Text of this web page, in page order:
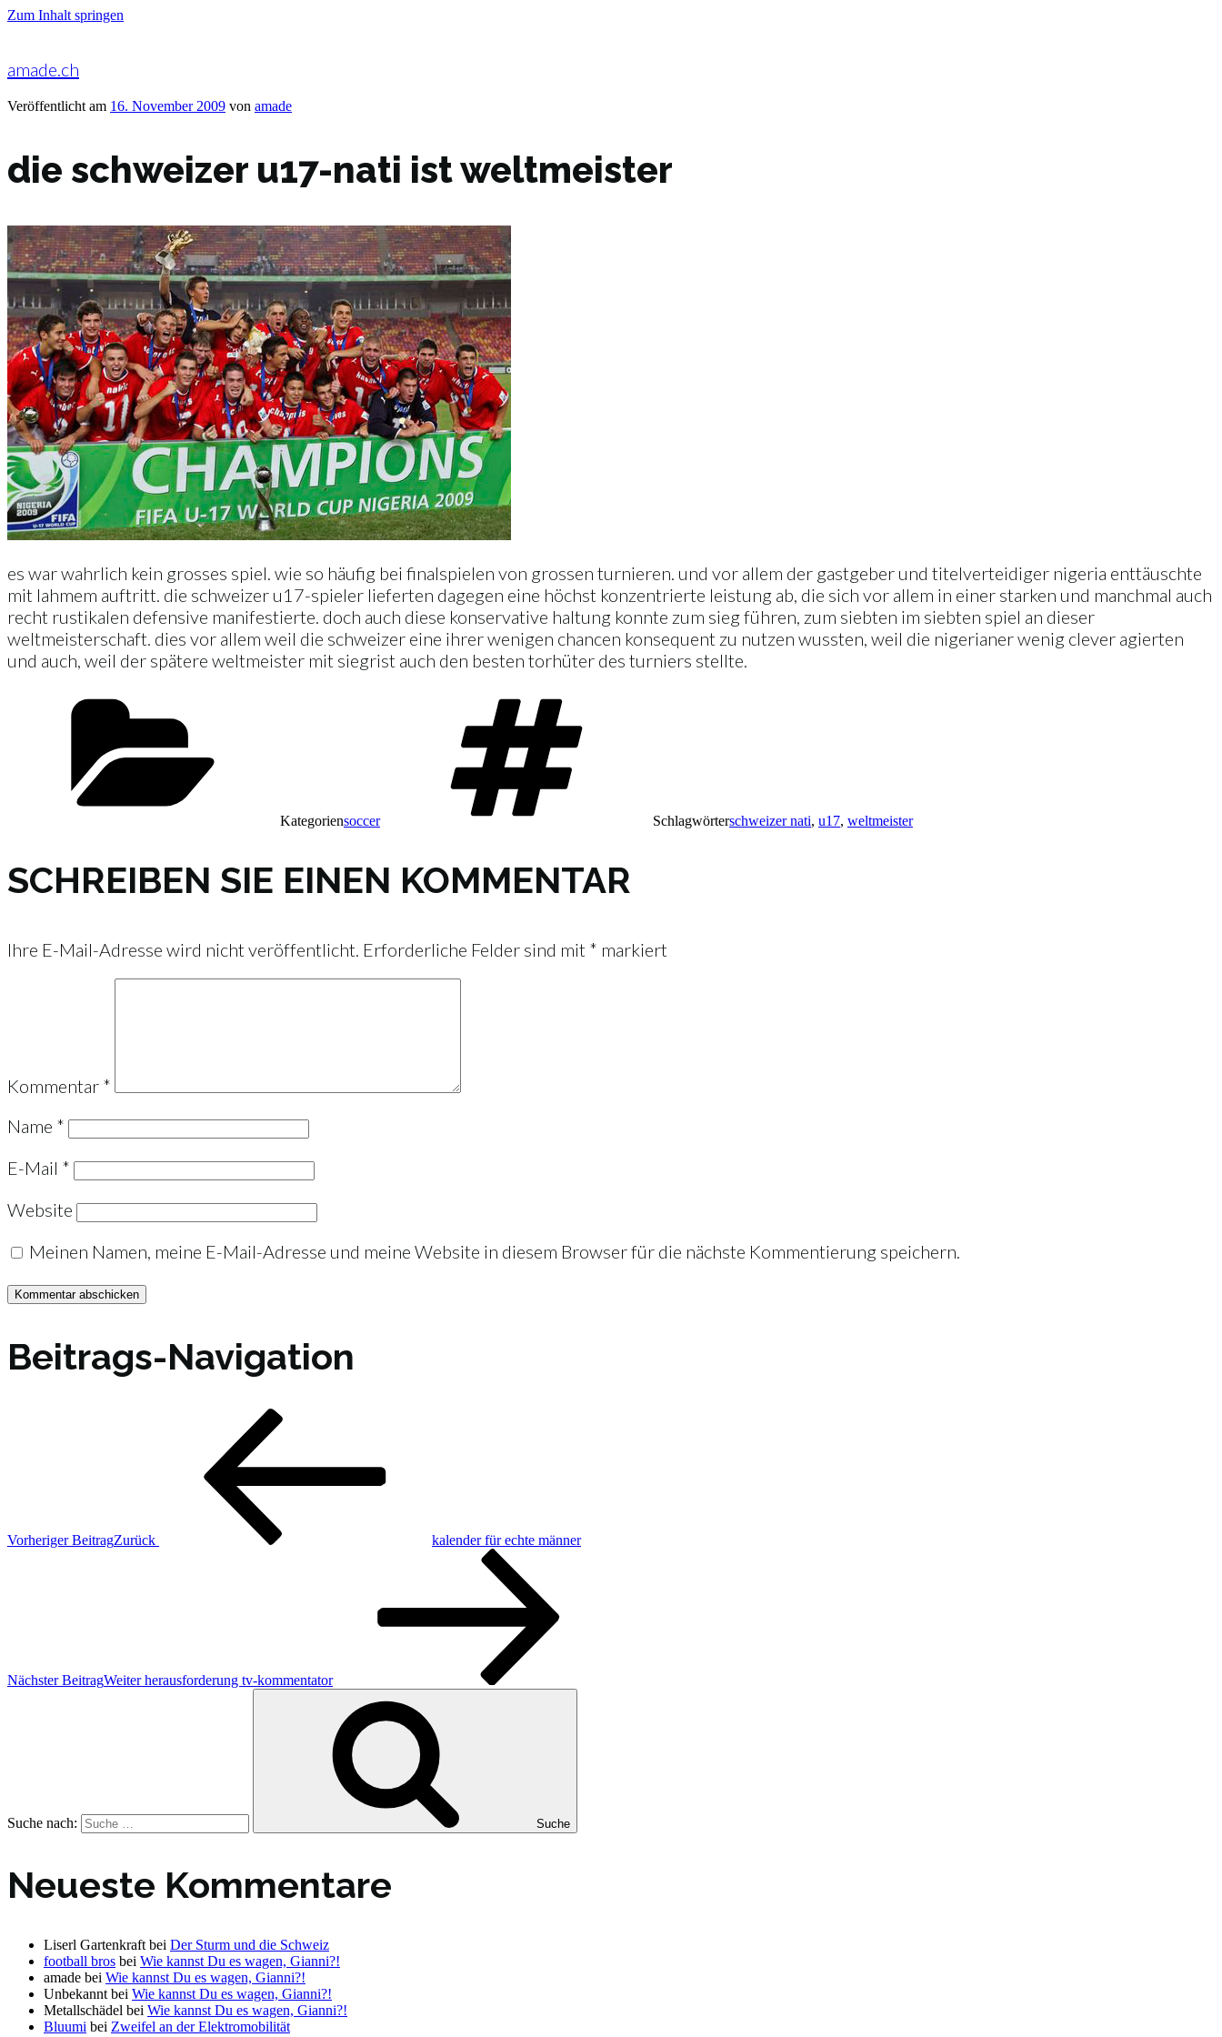
Zum Inhalt springen
amade.ch
Veröffentlicht am 16. November 2009 von amade
die schweizer u17-nati ist weltmeister
es war wahrlich kein grosses spiel. wie so häufig bei finalspielen von grossen turnieren. und vor allem der gastgeber und titelverteidiger nigeria enttäuschte
mit lahmem auftritt. die schweizer u17-spieler lieferten dagegen eine höchst konzentrierte leistung ab, die sich vor allem in einer starken und manchmal auch
recht rustikalen defensive manifestierte. doch auch diese konservative haltung konnte zum sieg führen, zum siebten im siebten spiel an dieser
weltmeisterschaft. dies vor allem weil die schweizer eine ihrer wenigen chancen konsequent zu nutzen wussten, weil die nigerianer wenig clever agierten
und auch, weil der spätere weltmeister mit siegrist auch den besten torhüter des turniers stellte.
Kategoriensoccer Schlagwörterschweizer nati, u17, weltmeister
SCHREIBEN SIE EINEN KOMMENTAR
Ihre E-Mail-Adresse wird nicht veröffentlicht. Erforderliche Felder sind mit * markiert
Kommentar *
Name *
E-Mail *
Website
Meinen Namen, meine E-Mail-Adresse und meine Website in diesem Browser für die nächste Kommentierung speichern.
Beitrags-Navigation
Vorheriger BeitragZurück kalender für echte männer
Nächster BeitragWeiter herausforderung tv-kommentator
Suche nach: Suche
Neueste Kommentare
Liserl Gartenkraft bei Der Sturm und die Schweiz
football bros bei Wie kannst Du es wagen, Gianni?!
amade bei Wie kannst Du es wagen, Gianni?!
Unbekannt bei Wie kannst Du es wagen, Gianni?!
Metallschädel bei Wie kannst Du es wagen, Gianni?!
Bluumi bei Zweifel an der Elektromobilität